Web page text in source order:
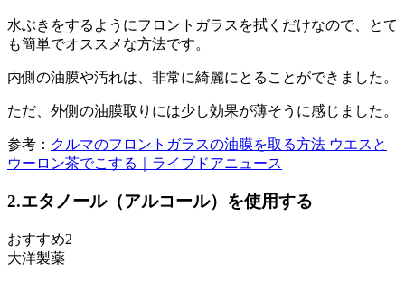
水ぶきをするようにフロントガラスを拭くだけなので、とて
も簡単でオススメな方法です。
内側の油膜や汚れは、非常に綺麗にとることができました。
ただ、外側の油膜取りには少し効果が薄そうに感じました。
参考： クルマのフロントガラスの油膜を取る方法 ウエスと
ウーロン茶でこする｜ライブドアニュース
2.エタノール（アルコール）を使用する
おすすめ2
大洋製薬